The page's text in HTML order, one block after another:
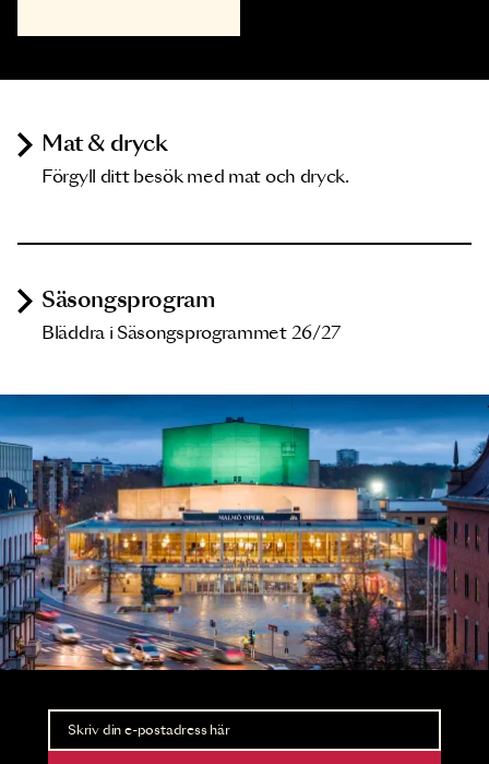
Mat & dryck
Förgyll ditt besök med mat och dryck.
Säsongsprogram
Bläddra i Säsongsprogrammet 26/27
Nyhetsbrev
Ta del av förhandsinformation och biljettsläpp.